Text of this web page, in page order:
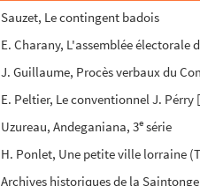
Sauzet, Le contingent badois
E. Charany, L'assemblée électorale
J. Guillaume, Procès verbaux du
E. Peltier, Le conventionnel J.
Uzureau, Andeganiana, 3e série
H. Ponlet, Une petite ville lorraine
Archives historiques de la